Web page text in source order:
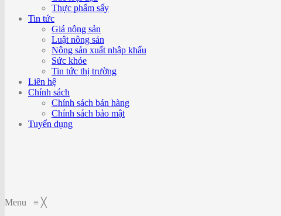
Thực phẩm sấy
Tin tức
Giá nông sản
Luật nông sản
Nông sản xuất nhập khẩu
Sức khỏe
Tin tức thị trường
Liên hệ
Chính sách
Chính sách bán hàng
Chính sách bảo mật
Tuyển dụng
Menu ≡ ╳